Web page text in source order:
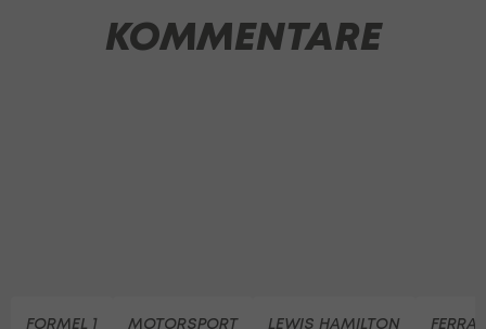
KOMMENTARE
FORMEL 1 MOTORSPORT LEWIS HAMILTON